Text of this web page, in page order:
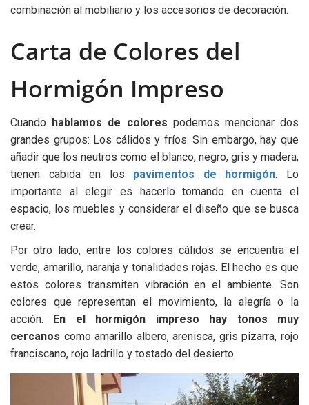
combinación al mobiliario y los accesorios de decoración.
Carta de Colores del
Hormigón Impreso
Cuando hablamos de colores podemos mencionar dos
grandes grupos: Los cálidos y fríos. Sin embargo, hay que
añadir que los neutros como el blanco, negro, gris y madera,
tienen cabida en los pavimentos de hormigón. Lo
importante al elegir es hacerlo tomando en cuenta el
espacio, los muebles y considerar el diseño que se busca
crear.
Por otro lado, entre los colores cálidos se encuentra el
verde, amarillo, naranja y tonalidades rojas. El hecho es que
estos colores transmiten vibración en el ambiente. Son
colores que representan el movimiento, la alegría o la
acción. En el hormigón impreso hay tonos muy
cercanos como amarillo albero, arenisca, gris pizarra, rojo
franciscano, rojo ladrillo y tostado del desierto.